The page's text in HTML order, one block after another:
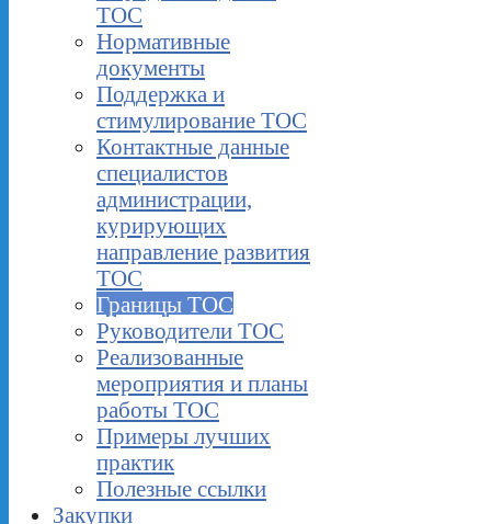
ТОС
Нормативные
документы
Поддержка и
стимулирование ТОС
Контактные данные
специалистов
администрации,
курирующих
направление развития
ТОС
Границы ТОС
Руководители ТОС
Реализованные
мероприятия и планы
работы ТОС
Примеры лучших
практик
Полезные ссылки
Закупки